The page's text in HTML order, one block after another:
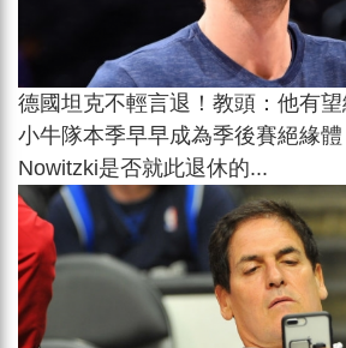
德國坦克不輕言退！教頭：他有
小牛隊本季早早成為季後賽絕緣
Nowitzki是否就此退休的...